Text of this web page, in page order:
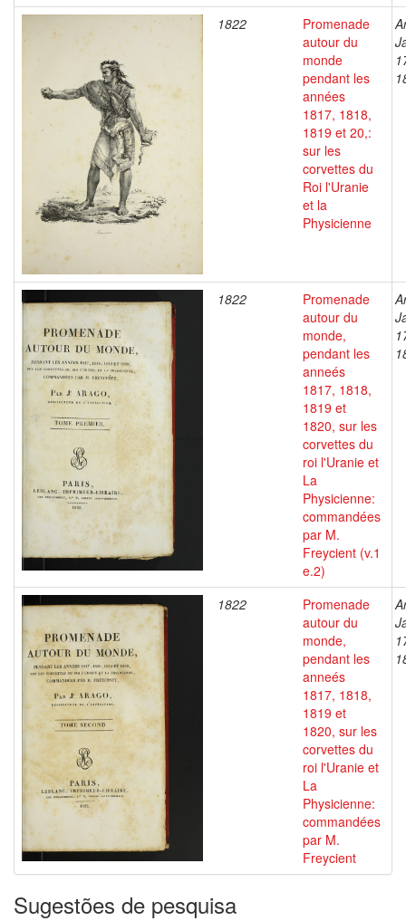
1822
Promenade
autour du
monde
pendant les
années
1817, 1818,
1819 et 20,:
sur les
corvettes du
Roi l'Uranie
et la
Physicienne
1822
Promenade
autour du
monde,
pendant les
anneés
1817, 1818,
1819 et
1820, sur les
corvettes du
roi l'Uranie et
La
Physicienne:
commandées
par M.
Freycient (v.1
e.2)
1822
Promenade
autour du
monde,
pendant les
anneés
1817, 1818,
1819 et
1820, sur les
corvettes du
roi l'Uranie et
La
Physicienne:
commandées
par M.
Freycient
Sugestões de pesquisa